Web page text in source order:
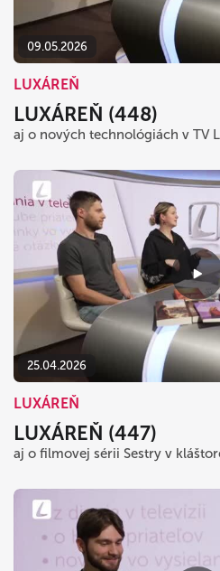
09.05.2026
LUXÁREŇ
LUXÁREŇ (448)
aj o nových technológiách v TV
25.04.2026
LUXÁREŇ
LUXÁREŇ (447)
aj o filmovej sérii Sestry v